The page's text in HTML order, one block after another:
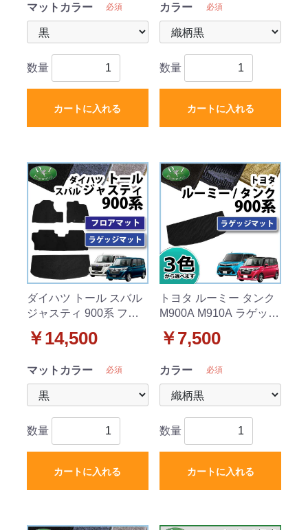
マットカラー 必須
数量
カートに入れる
カラー 必須
数量
カートに入れる
ダイハツ トール スバル
ジャスティ 900系 フロ
ト セット DXシリーズ
￥14,500
マットカラー 必須
数量
カートに入れる
トヨタ ルーミー タンク
M900A M910A ラゲッジ
織柄シリーズ
￥7,500
カラー 必須
数量
カートに入れる